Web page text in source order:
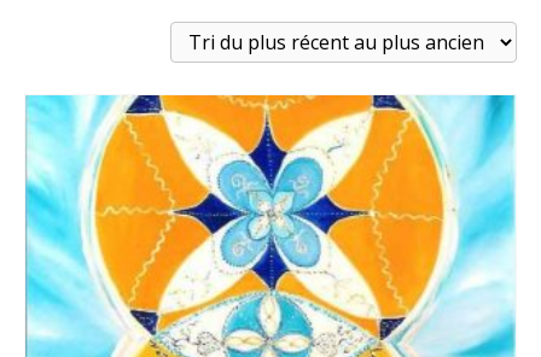
du
plus
au
plus
ancien